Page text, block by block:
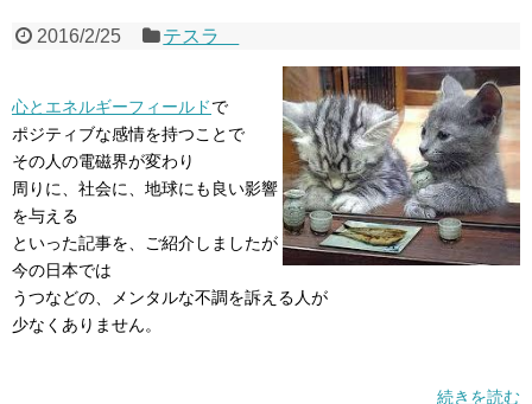
2016/2/25 テスラ
心とエネルギーフィールドで
ポジティブな感情を持つことで
その人の電磁界が変わり
周りに、社会に、地球にも良い影響
を与える
といった記事を、ご紹介しましたが
今の日本では
うつなどの、メンタルな不調を訴える人が
少なくありません。
続きを読む